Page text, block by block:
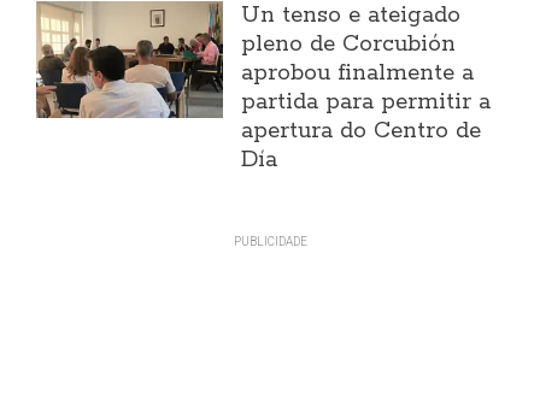
Un tenso e ateigado
pleno de Corcubión
aprobou finalmente a
partida para permitir a
apertura do Centro de
Día